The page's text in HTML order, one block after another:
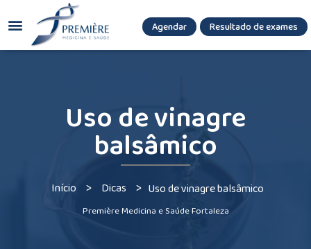
Agendar Resultado de exames
Uso de vinagre
balsâmico
Início > Dicas > Uso de vinagre balsâmico
Première Medicina e Saúde Fortaleza